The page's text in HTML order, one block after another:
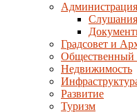
Слушания
Градсовет и
Общественный
Недвижимость
Развитие
Туризм